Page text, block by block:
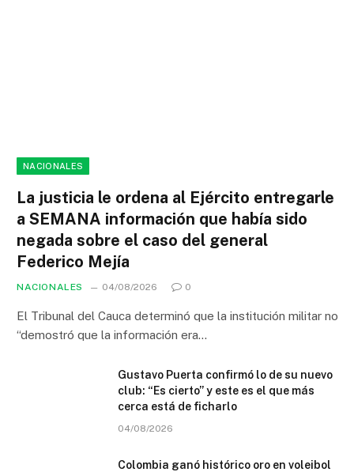
NACIONALES
La justicia le ordena al Ejército entregarle
a SEMANA información que había sido
negada sobre el caso del general
Federico Mejía
NACIONALES 04/08/2026 0
El Tribunal del Cauca determinó que la institución militar no
“demostró que la información era…
Gustavo Puerta confirmó lo de su nuevo
club: “Es cierto” y este es el que más
cerca está de ficharlo
04/08/2026
Colombia ganó histórico oro en voleibol